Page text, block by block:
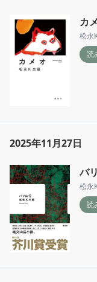
カ
松永
読
2025年11月27日
バ
松永
読